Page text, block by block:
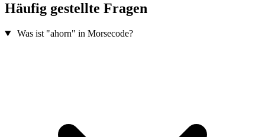
Häufig gestellte Fragen
Was ist "ahorn" in Morsecode?